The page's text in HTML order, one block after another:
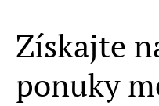
Získajte
ponuky